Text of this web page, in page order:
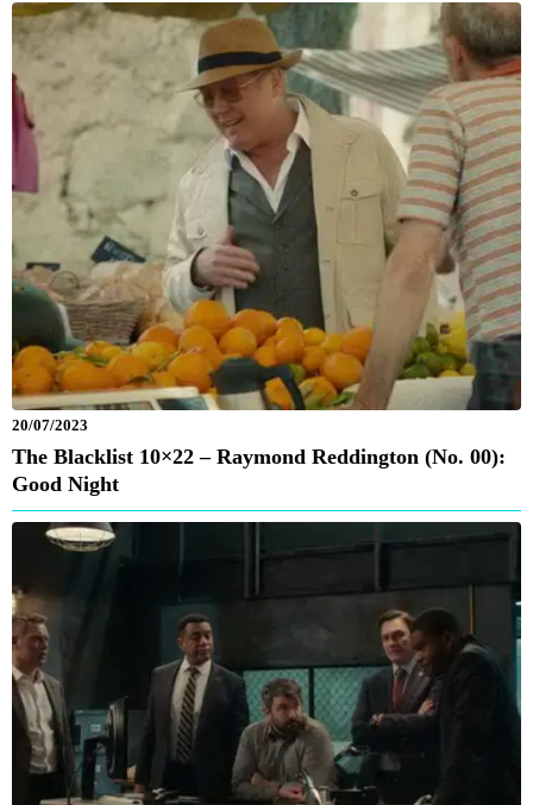
20/07/2023
The Blacklist 10×22 – Raymond Reddington (No. 00):
Good Night